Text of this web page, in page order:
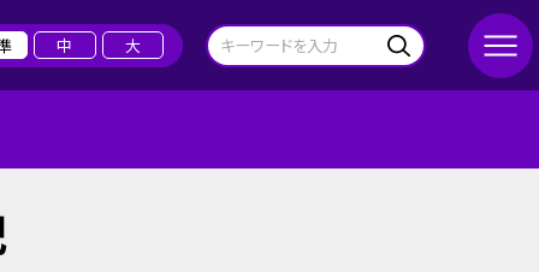
中 大